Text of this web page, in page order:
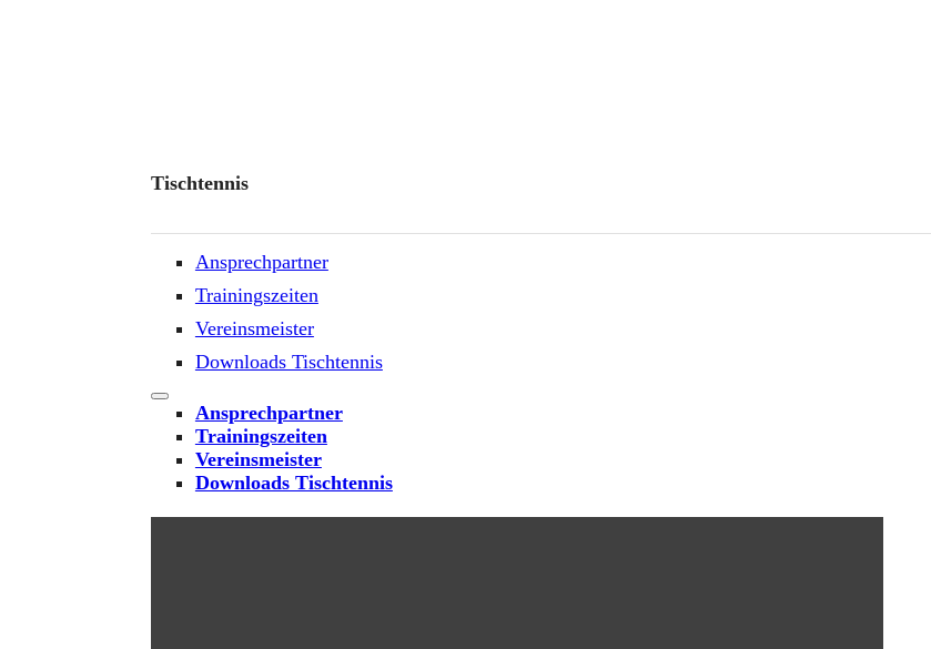
Tischtennis
Ansprechpartner
Trainingszeiten
Vereinsmeister
Downloads Tischtennis
Ansprechpartner
Trainingszeiten
Vereinsmeister
Downloads Tischtennis